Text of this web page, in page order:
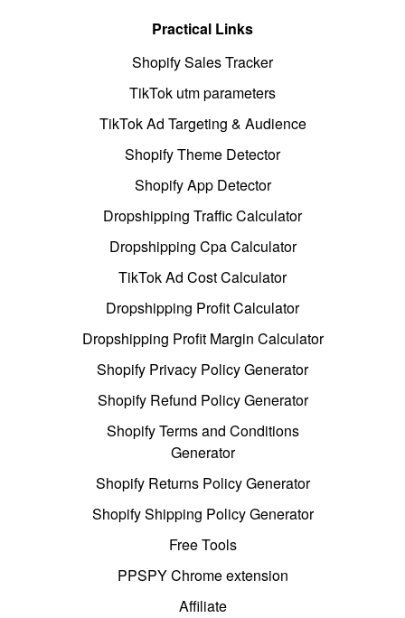
Practical Links
Shopify Sales Tracker
TikTok utm parameters
TikTok Ad Targeting & Audience
Shopify Theme Detector
Shopify App Detector
Dropshipping Traffic Calculator
Dropshipping Cpa Calculator
TikTok Ad Cost Calculator
Dropshipping Profit Calculator
Dropshipping Profit Margin Calculator
Shopify Privacy Policy Generator
Shopify Refund Policy Generator
Shopify Terms and Conditions
Generator
Shopify Returns Policy Generator
Shopify Shipping Policy Generator
Free Tools
PPSPY Chrome extension
Affiliate